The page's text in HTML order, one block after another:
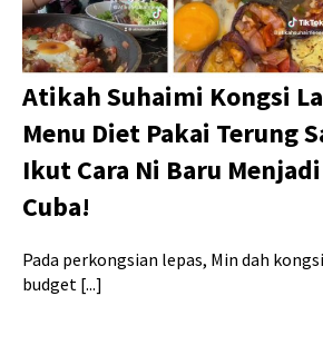
Atikah Suhaimi Kongsi
Menu Diet Pakai Terung
Ikut Cara Ni Baru
Cuba!
Pada perkongsian lepas, Min dah
budget [...]